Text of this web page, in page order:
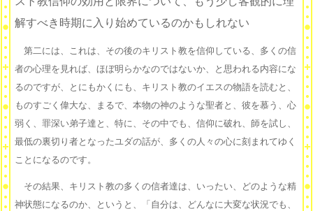
解すべき時期に入り始めているのかもしれない
第二には、これは、その後のキリスト教を信仰している、多くの信
者の心理を見れば、ほぼ明らかなのではないか、と思われる内容にな
るのですが、とにもかくにも、キリスト教のイエスの物語を読むと、
ものすごく偉大な、まるで、本物の神のような聖者と、彼を慕う、心
弱く、罪深い弟子達と、特に、その中でも、信仰に破れ、師を試し、
最低の裏切り者となったユダの話が、多くの人々の心に刻まれてゆく
ことになるのです。
その結果、キリスト教の多くの信者達は、いったい、どのような精
神状態になるのか、というと、「自分は、どんなに大変な状況でも、